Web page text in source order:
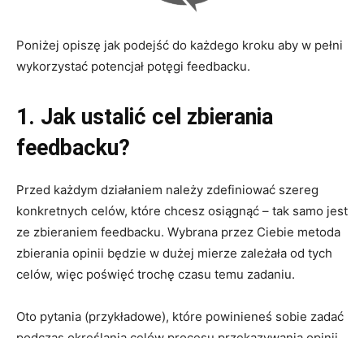
Poniżej opiszę jak podejść do każdego kroku aby w pełni
wykorzystać potencjał potęgi feedbacku.
1. Jak ustalić cel zbierania
feedbacku?
Przed każdym działaniem należy zdefiniować szereg
konkretnych celów, które chcesz osiągnąć – tak samo jest
ze zbieraniem feedbacku. Wybrana przez Ciebie metoda
zbierania opinii będzie w dużej mierze zależała od tych
celów, więc poświęć trochę czasu temu zadaniu.
Oto pytania (przykładowe), które powinieneś sobie zadać